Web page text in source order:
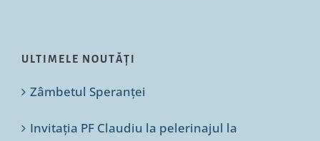
ULTIMELE NOUTĂȚI
Zâmbetul Speranței
Invitația PF Claudiu la pelerinajul la